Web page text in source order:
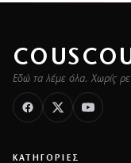
Εδώ τα λέμε όλα. Χωρίς
ΚΑΤΗΓΟΡΙΕΣ